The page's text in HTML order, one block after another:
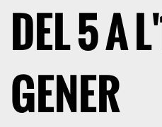
DEL 5 A
GENER